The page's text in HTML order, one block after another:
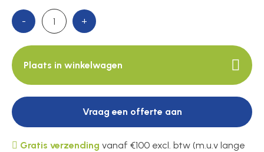
Contact
- +
Plaats in winkelwagen
Vraag een offerte aan
Gratis verzending vanaf €100 excl. btw (m.u.v lange